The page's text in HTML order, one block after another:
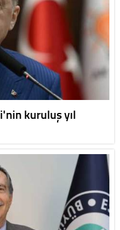
kuruluş yıl